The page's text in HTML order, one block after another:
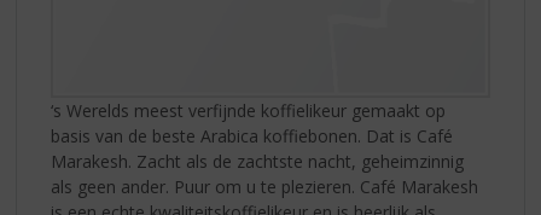
‘s Werelds meest verfijnde koffielikeur gemaakt op
basis van de beste Arabica koffiebonen. Dat is Café
Marakesh. Zacht als de zachtste nacht, geheimzinnig
als geen ander. Puur om u te plezieren. Café Marakesh